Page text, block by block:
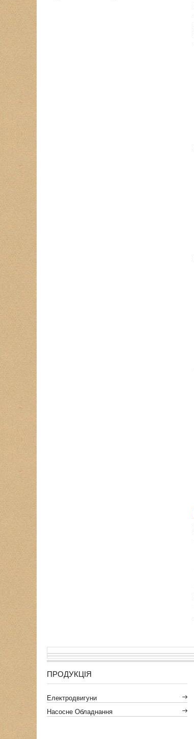
ПРОДУКЦІЯ
Електродвигуни
Насосне Обладнання